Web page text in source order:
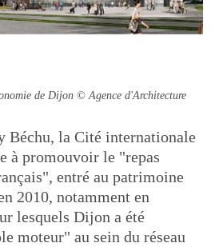
de Dijon © Agence d'Architecture
Béchu, la Cité internationale
à promouvoir le "repas
entré au patrimoine
2010, notamment en
lesquels Dijon a été
moteur" au sein du réseau